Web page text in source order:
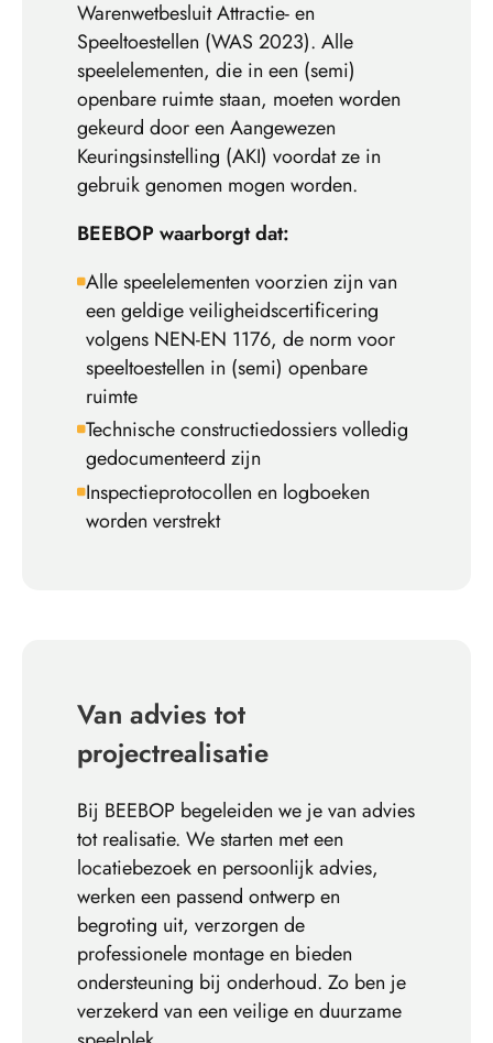
Warenwetbesluit Attractie- en
Speeltoestellen (WAS 2023). Alle
speelelementen, die in een (semi)
openbare ruimte staan, moeten worden
gekeurd door een Aangewezen
Keuringsinstelling (AKI) voordat ze in
gebruik genomen mogen worden.
BEEBOP waarborgt dat:
Alle speelelementen voorzien zijn van
een geldige veiligheidscertificering
volgens NEN-EN 1176, de norm voor
speeltoestellen in (semi) openbare
ruimte
Technische constructiedossiers volledig
gedocumenteerd zijn
Inspectieprotocollen en logboeken
worden verstrekt
Van advies tot
projectrealisatie
Bij BEEBOP begeleiden we je van advies
tot realisatie. We starten met een
locatiebezoek en persoonlijk advies,
werken een passend ontwerp en
begroting uit, verzorgen de
professionele montage en bieden
ondersteuning bij onderhoud. Zo ben je
verzekerd van een veilige en duurzame